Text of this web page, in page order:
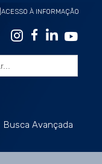
ACESSO À INFORMAÇÃO
Busca Avançada